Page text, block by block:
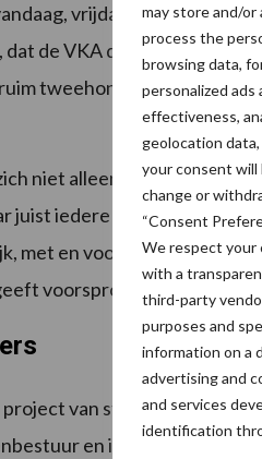
may store and/or
process the
browsing data,
personalized ads
effectiveness,
geolocation
your consent will
change or
“Consent
We respect your
with a
third-party
purposes and
information on a
advertising and
and services
identification
vrijdag 15
de VKA dit jaar voor de
tweehonderd bezoekers
niet alleen richt op de
juist iedere grond-
met en voor elkaar, om
voorsprong.’
van start. Sinds 1
en inmiddels ruim